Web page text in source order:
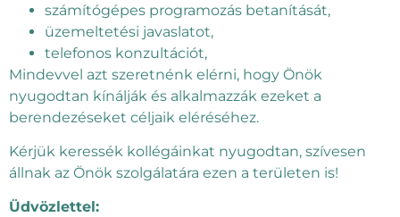
számítógépes programozás betanítását,
üzemeltetési javaslatot,
telefonos konzultációt,
Mindevvel azt szeretnénk elérni, hogy Önök
nyugodtan kínálják és alkalmazzák ezeket a
berendezéseket céljaik eléréséhez.
Kérjük keressék kollégáinkat nyugodtan, szívesen
állnak az Önök szolgálatára ezen a területen is!
Üdvözlettel: